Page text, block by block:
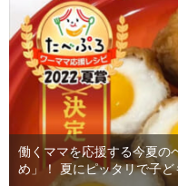
働くママを応援する今夏の
め」！ 夏にピッタリで子ど